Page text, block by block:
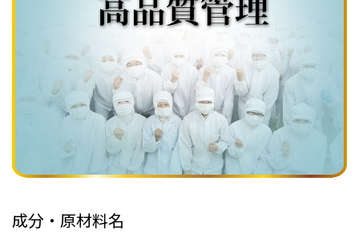
成分・原材料名